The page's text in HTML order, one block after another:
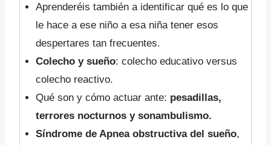
Aprenderéis también a identificar qué es lo que
le hace a ese niño a esa niña tener esos
despertares tan frecuentes.
Colecho y sueño: colecho educativo versus
colecho reactivo.
Qué son y cómo actuar ante: pesadillas,
terrores nocturnos y sonambulismo.
Síndrome de Apnea obstructiva del sueño,